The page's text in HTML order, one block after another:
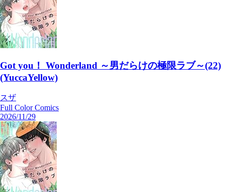
Got you！ Wonderland ～男だらけの極限ラブ～(22)
(YuccaYellow)
スザ
Full Color Comics
2026/11/29